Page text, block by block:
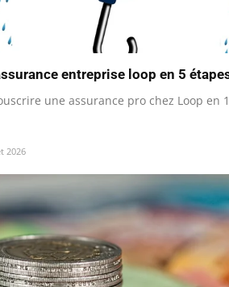
entreprise loop en 5
une assurance pro chez Loop en
2026